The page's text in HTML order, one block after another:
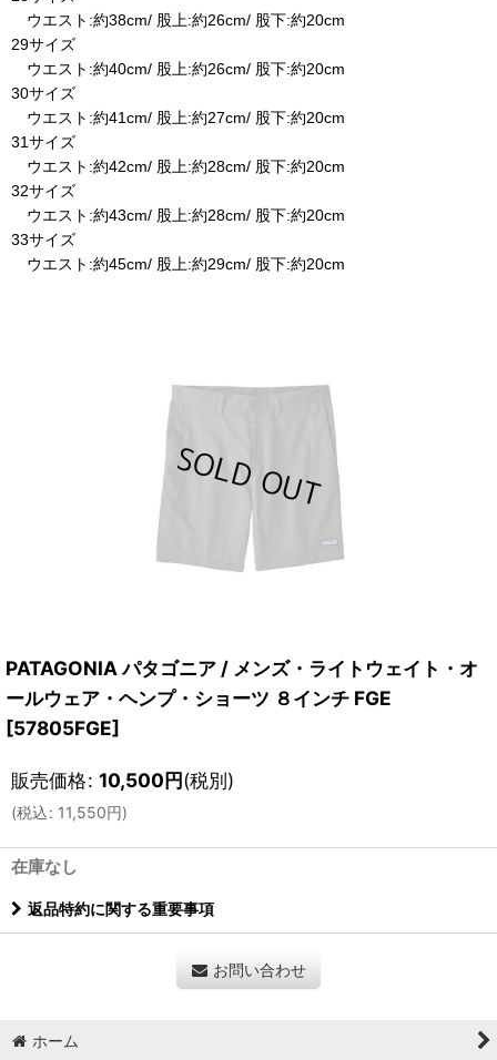
ウエスト:約38cm/ 股上:約26cm/ 股下:約20cm
29サイズ
ウエスト:約40cm/ 股上:約26cm/ 股下:約20cm
30サイズ
ウエスト:約41cm/ 股上:約27cm/ 股下:約20cm
31サイズ
ウエスト:約42cm/ 股上:約28cm/ 股下:約20cm
32サイズ
ウエスト:約43cm/ 股上:約28cm/ 股下:約20cm
33サイズ
ウエスト:約45cm/ 股上:約29cm/ 股下:約20cm
PATAGONIA パタゴニア / メンズ・ライトウェイト・オ
ールウェア・ヘンプ・ショーツ ８インチ FGE
[57805FGE]
販売価格: 10,500円(税別)
(税込: 11,550円)
在庫なし
返品特約に関する重要事項
お問い合わせ
ホーム